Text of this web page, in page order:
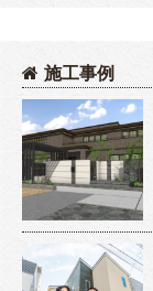
施工事例